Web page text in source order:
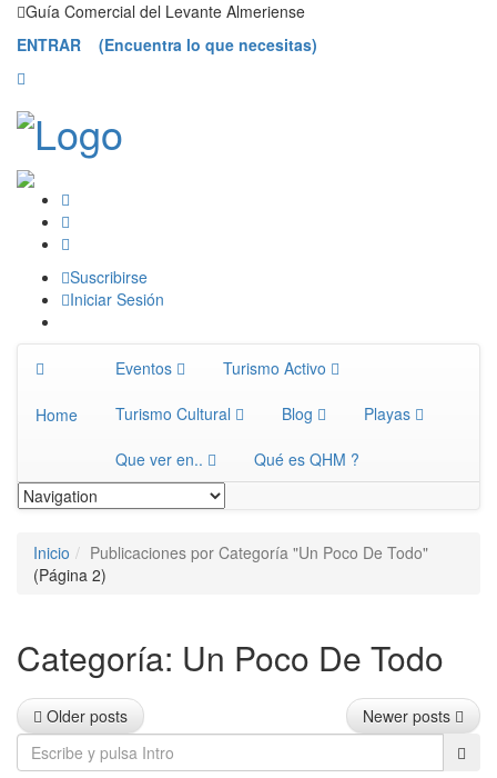
SaltarGuía Comercial del Levante Almeriense
ENTRAR (Encuentra lo que necesitas)
Suscribirse
Iniciar Sesión
Home
Eventos Turismo Activo
Turismo Cultural Blog Playas
Que ver en.. Qué es QHM ?
Inicio
Publicaciones por Categoría "Un Poco De Todo"
(Página 2)
Categoría: Un Poco De Todo
Posts
navigation
Older posts Newer posts